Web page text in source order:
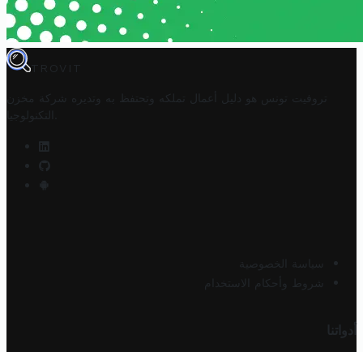
TROVIT
تروفيت تونس هو دليل أعمال تملكه وتحتفظ به وتديره
شركة مخزن
التكنولوجيا
سياسة الخصوصية
شروط وأحكام الاستخدام
أدواتنا